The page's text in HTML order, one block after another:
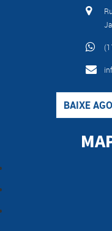
BAIXE